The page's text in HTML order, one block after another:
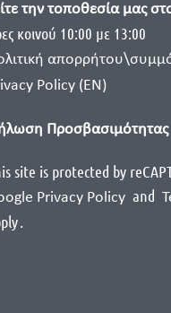
την τοποθεσία μας
κοινού 10:00 με 13:00
Policy (EN)
Προσβασιμότητας
site is protected by
Privacy Policy and
.